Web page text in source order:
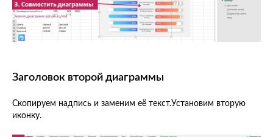
Заголовок второй диаграммы
Скопируем надпись и заменим её текст.Установим вторую
иконку.